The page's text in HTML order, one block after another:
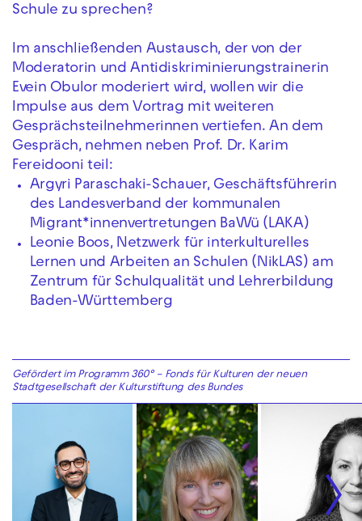
Schule zu sprechen?
Im anschließenden Austausch, der von der
Moderatorin und Antidiskriminierungstrainerin
Evein Obulor moderiert wird, wollen wir die
Impulse aus dem Vortrag mit weiteren
Gesprächsteilnehmerinnen vertiefen. An dem
Gespräch, nehmen neben Prof. Dr. Karim
Fereidooni teil:
Argyri Paraschaki-Schauer, Geschäftsführerin
des Landesverband der kommunalen
Migrant*innenvertretungen BaWü (LAKA)
Leonie Boos, Netzwerk für interkulturelles
Lernen und Arbeiten an Schulen (NikLAS) am
Zentrum für Schulqualität und Lehrerbildung
Baden-Württemberg
Gefördert im Programm 360° – Fonds für Kulturen der neuen
Stadtgesellschaft der Kulturstiftung des Bundes